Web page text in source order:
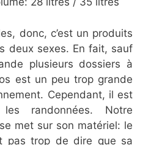
donc, c’est un produits
deux sexes. En fait, sauf
plusieurs dossiers à
est un peu trop grande
Cependant, il est
randonnées. Notre
met sur son matériel: le
pas trop de dire que sa